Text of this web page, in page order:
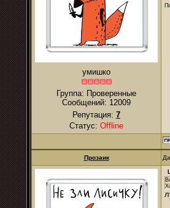
умишко
Группа: Проверенные
Сообщений: 12009
Репутация: 7
Статус: Offline
Прозаик